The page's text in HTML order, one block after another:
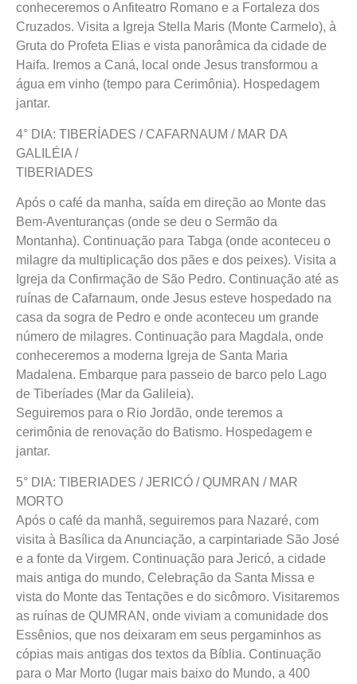
conheceremos o Anfiteatro Romano e a Fortaleza dos
Cruzados. Visita a Igreja Stella Maris (Monte Carmelo), à
Gruta do Profeta Elias e vista panorâmica da cidade de
Haifa. Iremos a Caná, local onde Jesus transformou a
água em vinho (tempo para Cerimônia). Hospedagem
jantar.
4° DIA: TIBERÍADES / CAFARNAUM / MAR DA
GALILÉIA /
TIBERIADES
Após o café da manha, saída em direção ao Monte das
Bem-Aventuranças (onde se deu o Sermão da
Montanha). Continuação para Tabga (onde aconteceu o
milagre da multiplicação dos pães e dos peixes). Visita a
Igreja da Confirmação de São Pedro. Continuação até as
ruínas de Cafarnaum, onde Jesus esteve hospedado na
casa da sogra de Pedro e onde aconteceu um grande
número de milagres. Continuação para Magdala, onde
conheceremos a moderna Igreja de Santa Maria
Madalena. Embarque para passeio de barco pelo Lago
de Tiberíades (Mar da Galileia).
Seguiremos para o Rio Jordão, onde teremos a
cerimônia de renovação do Batismo. Hospedagem e
jantar.
5° DIA: TIBERIADES / JERICÓ / QUMRAN / MAR
MORTO
Após o café da manhã, seguiremos para Nazaré, com
visita à Basílica da Anunciação, a carpintariade São José
e a fonte da Virgem. Continuação para Jericó, a cidade
mais antiga do mundo, Celebração da Santa Missa e
vista do Monte das Tentações e do sicômoro. Visitaremos
as ruínas de QUMRAN, onde viviam a comunidade dos
Essênios, que nos deixaram em seus pergaminhos as
cópias mais antigas dos textos da Bíblia. Continuação
para o Mar Morto (lugar mais baixo do Mundo, a 400